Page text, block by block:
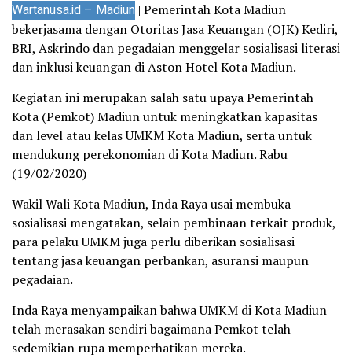
Wartanusa.id – Madiun | Pemerintah Kota Madiun
bekerjasama dengan Otoritas Jasa Keuangan (OJK) Kediri,
BRI, Askrindo dan pegadaian menggelar sosialisasi literasi
dan inklusi keuangan di Aston Hotel Kota Madiun.
Kegiatan ini merupakan salah satu upaya Pemerintah
Kota (Pemkot) Madiun untuk meningkatkan kapasitas
dan level atau kelas UMKM Kota Madiun, serta untuk
mendukung perekonomian di Kota Madiun. Rabu
(19/02/2020)
Wakil Wali Kota Madiun, Inda Raya usai membuka
sosialisasi mengatakan, selain pembinaan terkait produk,
para pelaku UMKM juga perlu diberikan sosialisasi
tentang jasa keuangan perbankan, asuransi maupun
pegadaian.
Inda Raya menyampaikan bahwa UMKM di Kota Madiun
telah merasakan sendiri bagaimana Pemkot telah
sedemikian rupa memperhatikan mereka.